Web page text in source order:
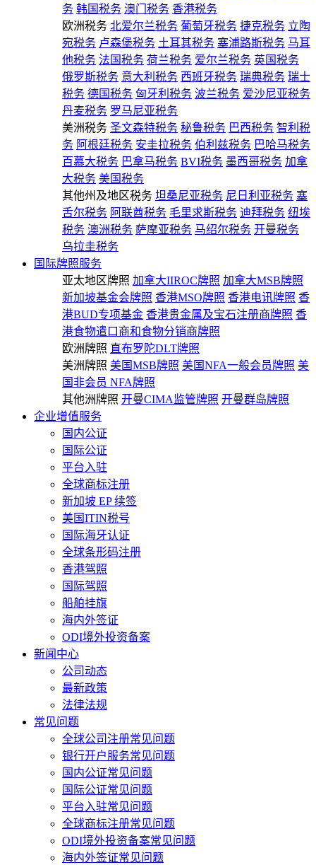
务 韩国税务 澳门税务 香港税务
欧洲税务 北爱尔兰税务 葡萄牙税务 捷克税务 立陶
宛税务 卢森堡税务 土耳其税务 塞浦路斯税务 马耳
他税务 法国税务 荷兰税务 爱尔兰税务 英国税务
俄罗斯税务 意大利税务 西班牙税务 瑞典税务 瑞士
税务 德国税务 匈牙利税务 波兰税务 爱沙尼亚税务
丹麦税务 罗马尼亚税务
美洲税务 圣文森特税务 秘鲁税务 巴西税务 智利税
务 阿根廷税务 安圭拉税务 伯利兹税务 巴哈马税务
百慕大税务 巴拿马税务 BVI税务 墨西哥税务 加拿
大税务 美国税务
其他州及地区税务 坦桑尼亚税务 尼日利亚税务 塞
舌尔税务 阿联酋税务 毛里求斯税务 迪拜税务 纽埃
税务 澳洲税务 萨摩亚税务 马绍尔税务 开曼税务
乌拉圭税务
国际牌照服务
亚太地区牌照 加拿大IIROC牌照 加拿大MSB牌照
新加坡基金会牌照 香港MSO牌照 香港电讯牌照 香
港BUD专项基金 香港贵金属及宝石注册商牌照 香
港食物遣口商和食物分销商牌照
欧洲牌照 直布罗陀DLT牌照
美洲牌照 美国MSB牌照 美国NFA一般会员牌照 美
国非会员 NFA牌照
其他洲牌照 开曼CIMA监管牌照 开曼群岛牌照
企业增值服务
国内公证
国际公证
平台入驻
全球商标注册
新加坡 EP 续签
美国ITIN税号
国际海牙认证
全球条形码注册
香港驾照
国际驾照
船舶挂旗
海内外签证
ODI境外投资备案
新闻中心
公司动态
最新政策
法律法规
常见问题
全球公司注册常见问题
银行开户服务常见问题
国内公证常见问题
国际公证常见问题
平台入驻常见问题
全球商标注册常见问题
ODI境外投资备案常见问题
海内外签证常见问题